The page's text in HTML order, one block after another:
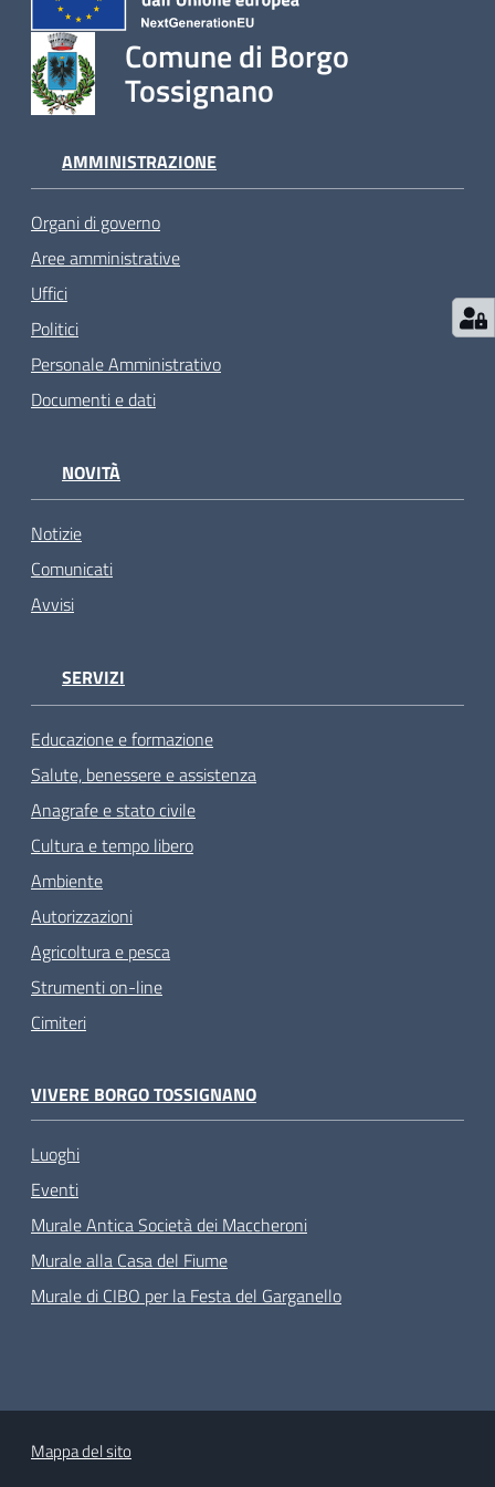
Comune di Borgo
Tossignano
AMMINISTRAZIONE
Organi di governo
Aree amministrative
Uffici
Politici
Personale Amministrativo
Documenti e dati
NOVITÀ
Notizie
Comunicati
Avvisi
SERVIZI
Educazione e formazione
Salute, benessere e assistenza
Anagrafe e stato civile
Cultura e tempo libero
Ambiente
Autorizzazioni
Agricoltura e pesca
Strumenti on-line
Cimiteri
VIVERE BORGO TOSSIGNANO
Luoghi
Eventi
Murale Antica Società dei Maccheroni
Murale alla Casa del Fiume
Murale di CIBO per la Festa del Garganello
Mappa del sito